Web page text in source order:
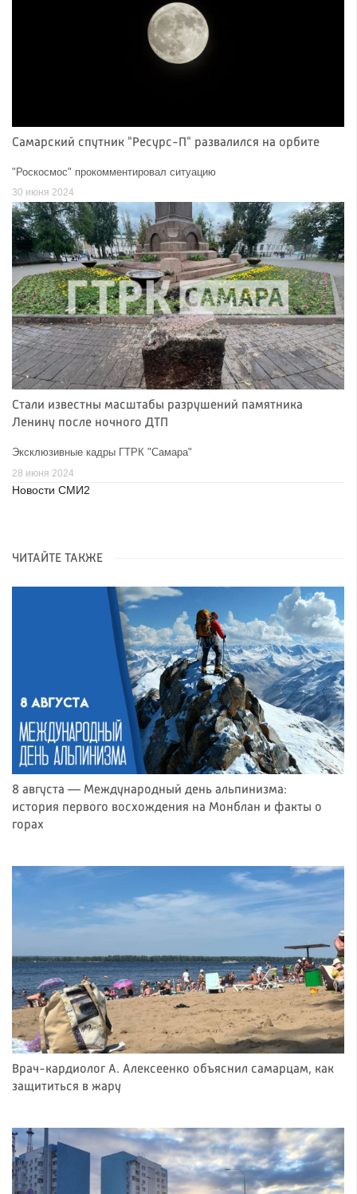
Самарский спутник "Ресурс-П" развалился на орбите
"Роскосмос" прокомментировал ситуацию
30 июня 2024
Стали известны масштабы разрушений памятника
Ленину после ночного ДТП
Эксклюзивные кадры ГТРК "Самара"
28 июня 2024
Новости СМИ2
ЧИТАЙТЕ ТАКЖЕ
8 августа — Международный день альпинизма:
история первого восхождения на Монблан и факты о
горах
Врач-кардиолог А. Алексеенко объяснил самарцам, как
защититься в жару